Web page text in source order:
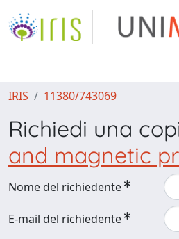
IRIS 11380/743069
Richiedi una
and magnetic
Nome del richiedente
E-mail del richiedente